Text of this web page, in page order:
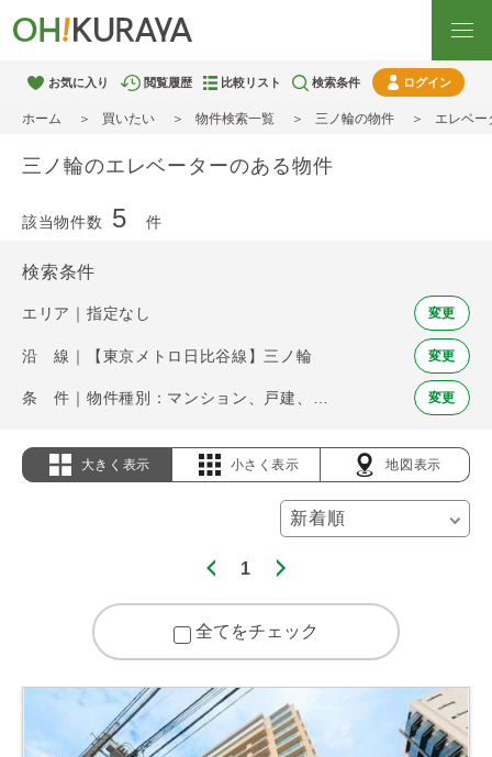
お気に入り 閲覧履歴 比較リスト 検索条件 ログイン
ホーム 買いたい 物件検索一覧 三ノ輪の物件 エレベー
三ノ輪のエレベーターのある物件
該当物件数 5 件
検索条件
エリア｜指定なし 変更
沿 線｜【東京メトロ日比谷線】三ノ輪 変更
変更
大きく表示 小さく表示 地図表示
1
全てをチェック